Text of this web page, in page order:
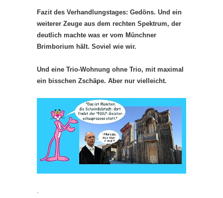
Fazit des Verhandlungstages: Gedöns. Und ein
weiterer Zeuge aus dem rechten Spektrum, der
deutlich machte was er vom Münchner
Brimborium hält. Soviel wie wir.
Und eine Trio-Wohnung ohne Trio, mit maximal
ein bisschen Zschäpe. Aber nur vielleicht.